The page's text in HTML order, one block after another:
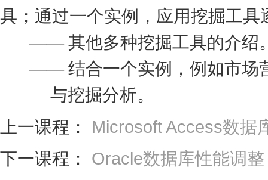
具；通过一个实例，应用挖掘工
—— 其他多种挖掘工具的介绍
—— 结合一个实例，例如市场营
与挖掘分析。
上一课程： Microsoft Access数据
下一课程： Oracle数据库性能调整